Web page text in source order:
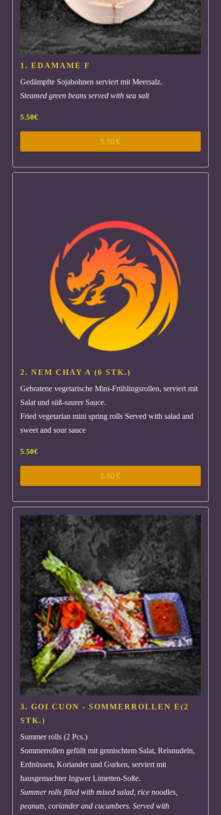
1. EDAMAME F
Gedämpfte Sojabohnen serviert mit Meersalz.
Steamed green beans served with sea salt
5.50€
5.50€
2. NEM CHAY A (6 STK.)
Gebratene vegetarische Mini-Frühlingsrollen, serviert mit
Salat und süß-saurer Sauce.
Fried vegetarian mini spring rolls Served with salad and
sweet and sour sauce
5.50€
5.50€
3. GOI CUON - SOMMERROLLEN E(2
STK.)
Summer rolls (2 Pcs.)
Sommerrollen gefüllt mit gemischtem Salat, Reisnudeln,
Erdnüssen, Koriander und Gurken, serviert mit
hausgemachter Ingwer Limetten-Soße.
Summer rolls filled with mixed salad, rice noodles,
peanuts, coriander and cucumbers. Served with